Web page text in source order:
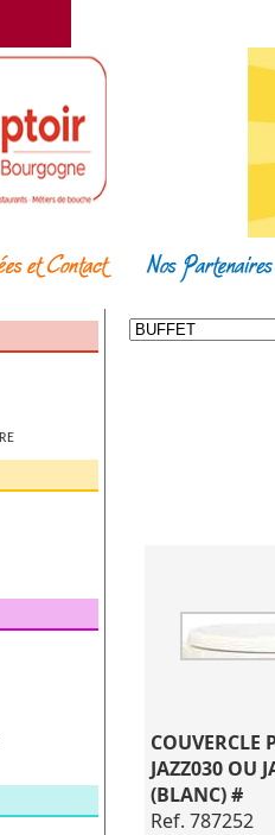
COUVERCLE
JAZZ030 OU
(BLANC) #
Ref. 787252